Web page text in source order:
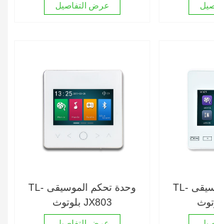
عرض التفاصيل
وحدة تحكم الموسيقى TL-
JX803 بلوتوث
وحدة تحكم الموسيقى TL-